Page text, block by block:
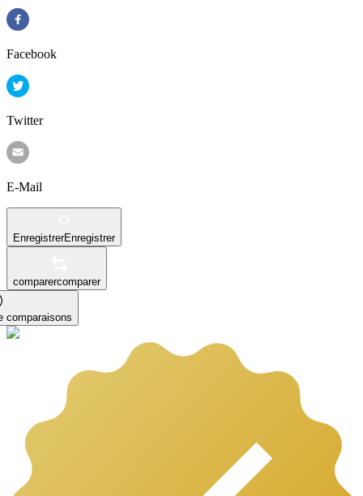
Facebook
Twitter
E-Mail
EnregistrerEnregistrer
comparercomparer
comparaisons